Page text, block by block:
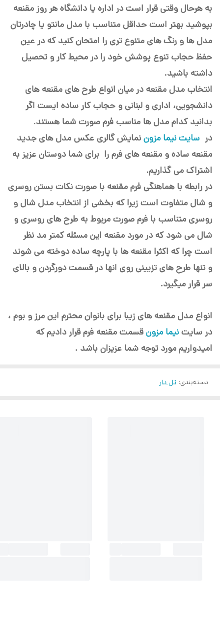
به هرحال وقتی قرار است در اداره یا دانشگاه هر روز مقنعه
بپوشید بهتر است حداقل متناسب با مدل مانتو یا چادرتان
مدل ها و رنگ های متنوع تری را امتحان کنید که در عین
حفظ حجاب تنوع پوشش خود را در محیط کار و تحصیل
داشته باشید.
انتخاب مدل مقنعه در میان انواع طرح های مقنعه های
دانشجویی، اداری و لبنانی و حجاب کار ساده ایست اگر
بدانید کدام مدل ها مناسب فرم صورت شما هستند.
در سایت نیما مزوننمایش گالری عکس مدل های جدید
مقنعه ساده و مقنعه های فرم را برای شما دوستان عزیز به
اشتراک می گذاریم.
در رابطه با هماهنگی فرم مقنعه با صورت نکات بستن روسری
و شال متفاوت است زیرا که بخشی از انتخاب مدل شال و
روسری متناسب با فرم صورت مربوط به طرح های روسری و
شال می شود که در مورد مقنعه این مسئله کمتر مد نظر
است چرا که اکثرا مقنعه ها با پارچه ساده دوخته می شوند
و تنها طرح های تزیینی روی انها در قسمت دورگردن و بالای
سر قرار میگیرد.
انواع مدل مقنعه های زیبا برای بانوان محترم این مرز و بوم ،
در سایتنیما مزونقسمت مقنعه فرم قرار دادیم که
امیدواریم مورد توجه شما عزیزان باشد .
دسته‌بندی: تل دار